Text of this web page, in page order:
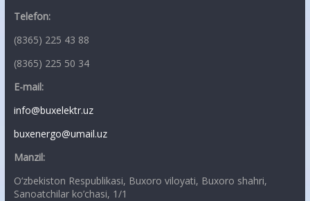
Telefon:
(8365) 225 43 88
(8365) 225 50 34
E-mail:
info@buxelektr.uz
buxenergo@umail.uz
Manzil:
O’zbekiston Respublikasi, Buxoro viloyati, Buxoro shahri,
Sanoatchilar ko’chasi, 1/1